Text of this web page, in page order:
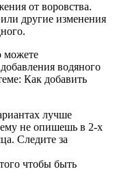
от воровства.
другие изменения
можете
водяного
Как добавить
лучше
не опишешь в 2-х
Следите за
чтобы быть